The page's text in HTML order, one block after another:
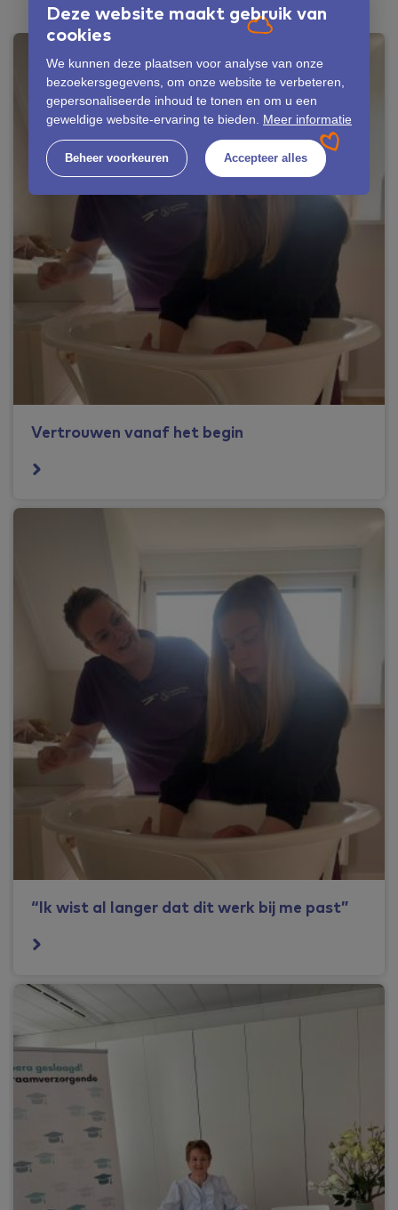
Deze website maakt gebruik van
cookies
We kunnen deze plaatsen voor analyse van onze
bezoekersgegevens, om onze website te verbeteren,
gepersonaliseerde inhoud te tonen en om u een
geweldige website-ervaring te bieden. Meer informatie
Beheer voorkeuren Accepteer alles
Vertrouwen vanaf het begin
“Ik wist al langer dat dit werk bij me past”